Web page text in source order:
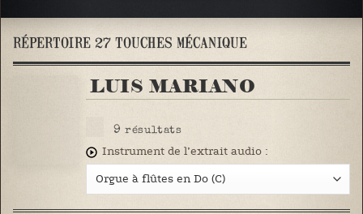
RÉPERTOIRE 27 TOUCHES MÉCANIQUE
LUIS MARIANO
9 résultats
Instrument de l’extrait audio :